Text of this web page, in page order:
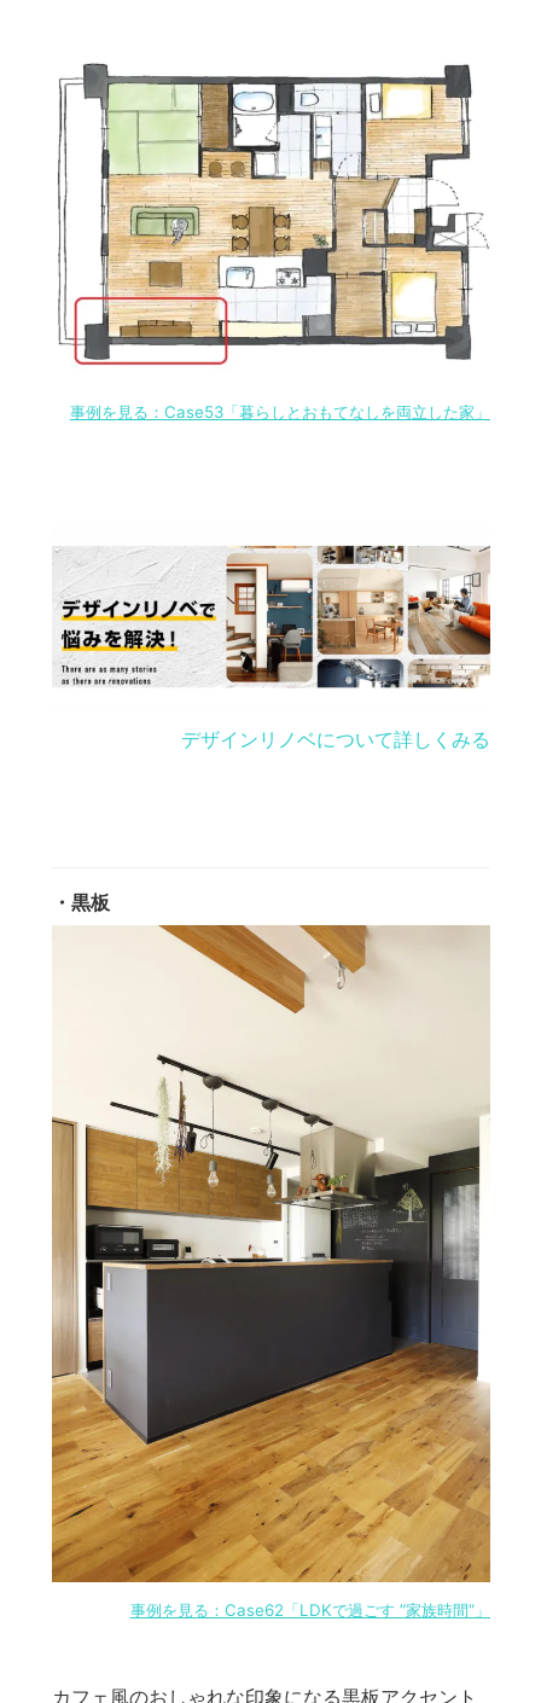
事例を見る：Case53「暮らしとおもてなしを両立した家」
デザインリノベについて詳しくみる
・黒板
事例を見る：Case62「LDKで過ごす ”家族時間”」
カフェ風のおしゃれな印象になる黒板アクセント